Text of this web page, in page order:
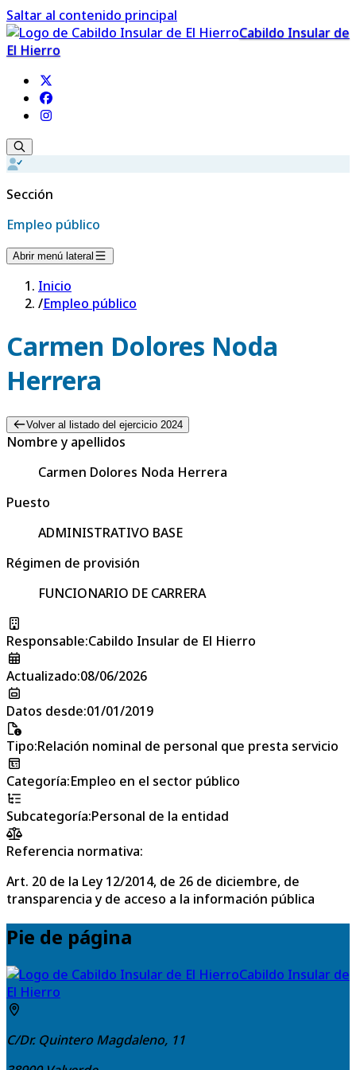
Saltar al contenido principal
Cabildo Insular de
El Hierro
Sección
Empleo público
Abrir menú lateral
Inicio
/Empleo público
Carmen Dolores Noda
Herrera
Volver al listado del ejercicio 2024
Nombre y apellidos
Carmen Dolores Noda Herrera
Puesto
ADMINISTRATIVO BASE
Régimen de provisión
FUNCIONARIO DE CARRERA
Responsable:Cabildo Insular de El Hierro
Actualizado:08/06/2026
Datos desde:01/01/2019
Tipo:Relación nominal de personal que presta servicio
Categoría:Empleo en el sector público
Subcategoría:Personal de la entidad
Referencia normativa:
Art. 20 de la Ley 12/2014, de 26 de diciembre, de
transparencia y de acceso a la información pública
Pie de página
Cabildo Insular de
El Hierro
C/Dr. Quintero Magdaleno, 11